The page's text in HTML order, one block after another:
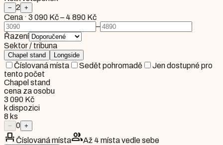
− 2 +
Cena · 3 090 Kč– 4 890 Kč
–
Řazení
Sektor / tribuna
Chapel stand Longside
Číslovaná místa Sedět pohromadě
Jen dostupné pro
tento počet
Chapel stand
cena za osobu
3 090 Kč
k dispozici
8 ks
− 0 +
event_seatČíslovaná místagroupAž 4 místa vedle sebe